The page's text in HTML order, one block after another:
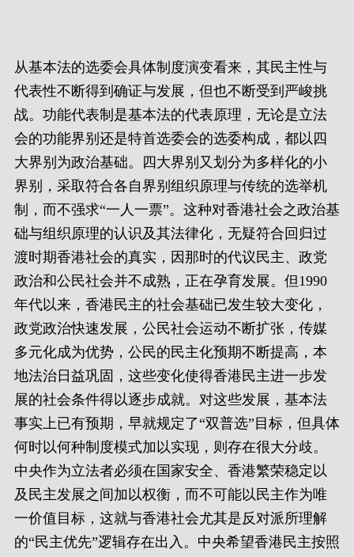
从基本法的选委会具体制度演变看来，其民主性与
代表性不断得到确证与发展，但也不断受到严峻挑
战。功能代表制是基本法的代表原理，无论是立法
会的功能界别还是特首选委会的选委构成，都以四
大界别为政治基础。四大界别又划分为多样化的小
界别，采取符合各自界别组织原理与传统的选举机
制，而不强求“一人一票”。这种对香港社会之政治基
础与组织原理的认识及其法律化，无疑符合回归过
渡时期香港社会的真实，因那时的代议民主、政党
政治和公民社会并不成熟，正在孕育发展。但1990
年代以来，香港民主的社会基础已发生较大变化，
政党政治快速发展，公民社会运动不断扩张，传媒
多元化成为优势，公民的民主化预期不断提高，本
地法治日益巩固，这些变化使得香港民主进一步发
展的社会条件得以逐步成就。对这些发展，基本法
事实上已有预期，早就规定了“双普选”目标，但具体
何时以何种制度模式加以实现，则存在很大分歧。
中央作为立法者必须在国家安全、香港繁荣稳定以
及民主发展之间加以权衡，而不可能以民主作为唯
一价值目标，这就与香港社会尤其是反对派所理解
的“民主优先”逻辑存在出入。中央希望香港民主按照